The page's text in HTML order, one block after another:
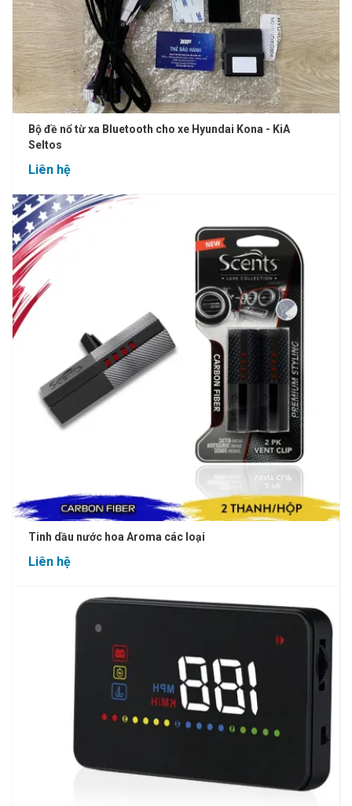
Bộ đề nổ từ xa Bluetooth cho xe Hyundai Kona - KiA
Seltos
Liên hệ
Tinh dầu nước hoa Aroma các loại
Liên hệ